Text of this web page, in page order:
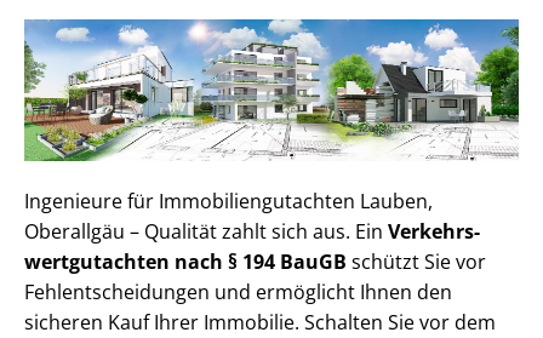
Ingenieure für Im­mo­bi­li­en­gut­ach­ten Lauben,
Oberallgäu – Qualität zahlt sich aus. Ein Ver­kehrs­
wert­gut­ach­ten nach § 194 BauGB schützt Sie vor
Fehl­ent­schei­dun­gen und ermöglicht Ihnen den
sicheren Kauf Ihrer Immobilie. Schalten Sie vor dem